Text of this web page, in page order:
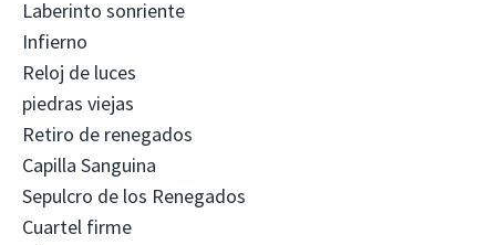
Laberinto sonriente
Infierno
Reloj de luces
piedras viejas
Retiro de renegados
Capilla Sanguina
Sepulcro de los Renegados
Cuartel firme